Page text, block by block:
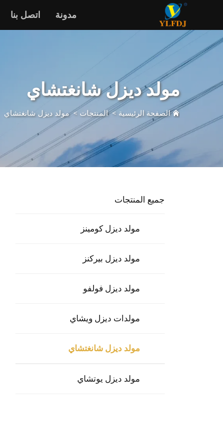
اتصل بنا مدونة
مولد ديزل شانغتشاي
الصفحة الرئيسية >المنتجات >مولد ديزل شانغتشاي
جميع المنتجات
مولد ديزل كومينز
مولد ديزل بيركنز
مولد ديزل فولفو
مولدات ديزل ويشاي
مولد ديزل شانغتشاي
مولد ديزل يوتشاي